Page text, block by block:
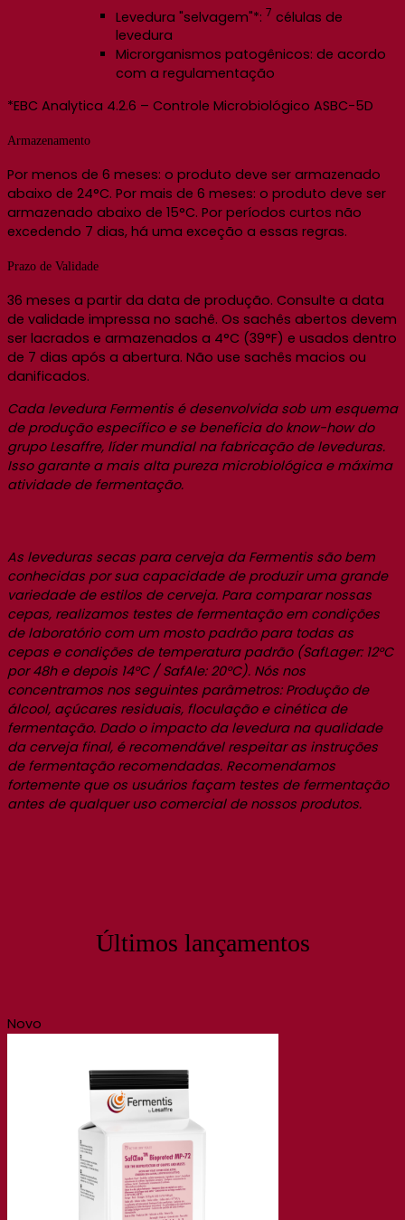
Levedura "selvagem"*: 7 células de
levedura
Microrganismos patogênicos: de acordo
com a regulamentação
*EBC Analytica 4.2.6 – Controle Microbiológico ASBC-5D
Armazenamento
Por menos de 6 meses: o produto deve ser armazenado
abaixo de 24°C. Por mais de 6 meses: o produto deve ser
armazenado abaixo de 15°C. Por períodos curtos não
excedendo 7 dias, há uma exceção a essas regras.
Prazo de Validade
36 meses a partir da data de produção. Consulte a data
de validade impressa no sachê. Os sachês abertos devem
ser lacrados e armazenados a 4°C (39°F) e usados ​​dentro
de 7 dias após a abertura. Não use sachês macios ou
danificados.
Cada levedura Fermentis é desenvolvida sob um esquema
de produção específico e se beneficia do know-how do
grupo Lesaffre, líder mundial na fabricação de leveduras.
Isso garante a mais alta pureza microbiológica e máxima
atividade de fermentação.
As leveduras secas para cerveja da Fermentis são bem
conhecidas por sua capacidade de produzir uma grande
variedade de estilos de cerveja. Para comparar nossas
cepas, realizamos testes de fermentação em condições
de laboratório com um mosto padrão para todas as
cepas e condições de temperatura padrão (SafLager: 12°C
por 48h e depois 14°C / SafAle: 20°C). Nós nos
concentramos nos seguintes parâmetros: Produção de
álcool, açúcares residuais, floculação e cinética de
fermentação. Dado o impacto da levedura na qualidade
da cerveja final, é recomendável respeitar as instruções
de fermentação recomendadas. Recomendamos
fortemente que os usuários façam testes de fermentação
antes de qualquer uso comercial de nossos produtos.
Últimos lançamentos
Novo